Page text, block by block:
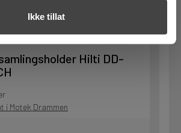
Ikke tillat
Hilti DD-
i Motek Drammen